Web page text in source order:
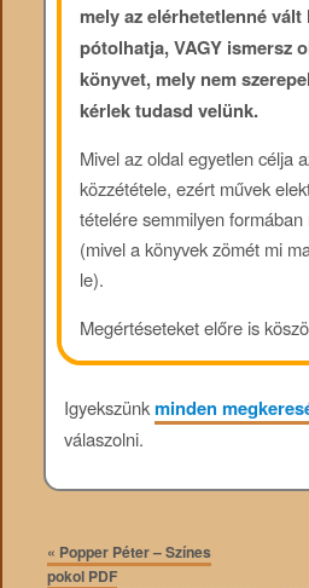
mely az elérhetetlenné vált
pótolhatja, VAGY ismersz
könyvet, mely nem
kérlek tudasd velünk.
Mivel az oldal egyetlen célja
közzététele, ezért művek
tételére semmilyen
(mivel a könyvek zömét mi
le).
Megértéseteket előre is
Igyekszünkminden
válaszolni.
« Popper Péter – Színes
pokol PDF